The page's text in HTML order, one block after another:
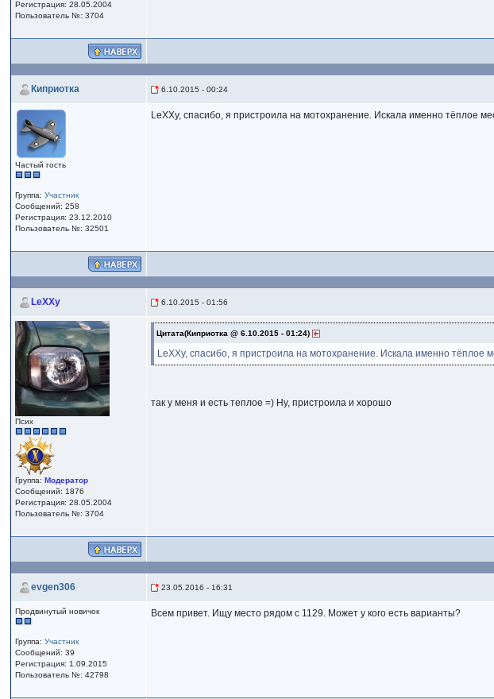
Регистрация: 28.05.2004
Пользователь №: 3704
Киприотка 6.10.2015 - 00:24
Частый гость
Группа:Участник
Сообщений: 258
Регистрация: 23.12.2010
Пользователь №: 32501
LeXXy, спасибо, я пристроила на мотохранение. Искала именно тёплое
LeXXy 6.10.2015 - 01:56
Псих
Группа:Модератор
Сообщений: 1876
Регистрация: 28.05.2004
Пользователь №: 3704
Цитата(Киприотка @ 6.10.2015 - 01:24)
LeXXy, спасибо, я пристроила на мотохранение. Искала именно тёплое
так у меня и есть теплое =) Ну, пристроила и хорошо
evgen306 23.05.2016 - 16:31
Продвинутый новичок
Группа:Участник
Сообщений: 39
Регистрация: 1.09.2015
Пользователь №: 42798
Всем привет. Ищу место рядом с 1129. Может у кого есть варианты?